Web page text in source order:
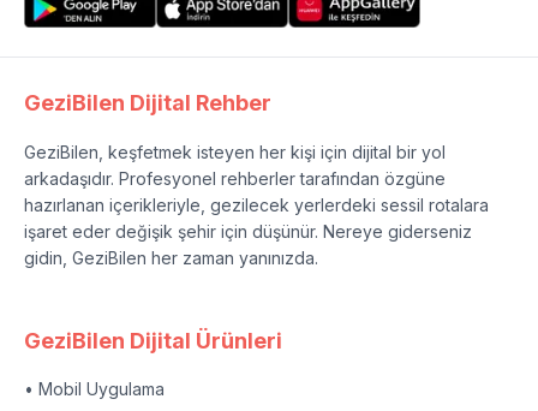
GeziBilen Dijital Rehber
GeziBilen, keşfetmek isteyen her kişi için dijital bir yol
arkadaşıdır. Profesyonel rehberler tarafından özgüne
hazırlanan içerikleriyle, gezilecek yerlerdeki sessil rotalara
işaret eder değişik şehir için düşünür. Nereye giderseniz
gidin, GeziBilen her zaman yanınızda.
GeziBilen Dijital Ürünleri
• Mobil Uygulama